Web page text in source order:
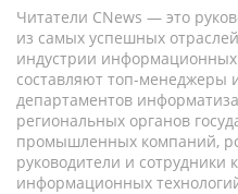
Читатели CNews — это
из самых успешных
индустрии
составляют топ-менеджеры
департаментов
региональных органов
промышленных компаний,
руководители и
информационных